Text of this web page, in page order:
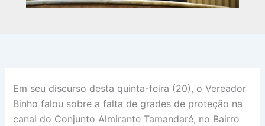
Em seu discurso desta quinta-feira (20), o Vereador
Binho falou sobre a falta de grades de proteção na
canal do Conjunto Almirante Tamandaré, no Bairro